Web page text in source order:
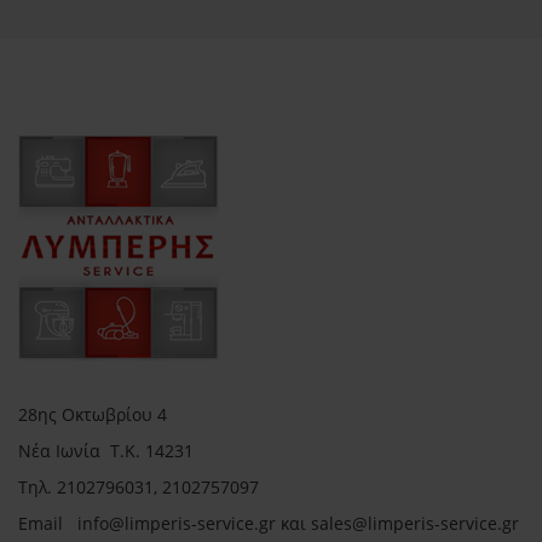
28ης Οκτωβρίου 4
Νέα Ιωνία Τ.Κ. 14231
Τηλ. 2102796031, 2102757097
Email info@limperis-service.gr και sales@limperis-service.gr